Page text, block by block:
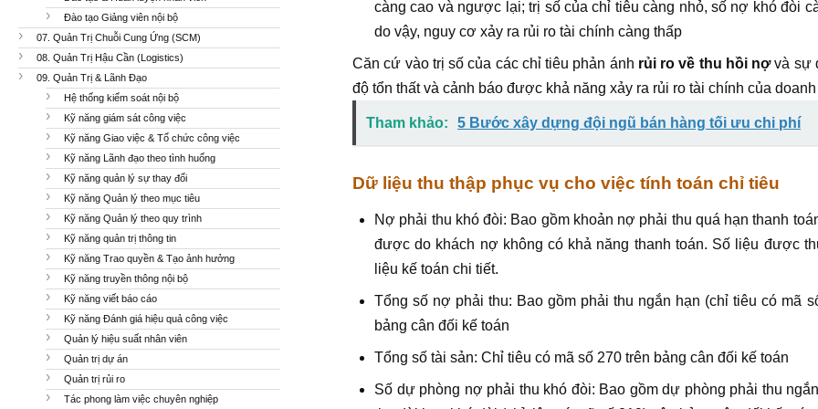
càng cao và ngược lại; trị số của chỉ tiêu càng nhỏ, số nợ khó đòi
do vậy, nguy cơ xảy ra rủi ro tài chính càng thấp
Căn cứ vào trị số của các chỉ tiêu phản ánh rủi ro về thu hồi nợvà sự
độ tổn thất và cảnh báo được khả năng xảy ra rủi ro tài chính của
Tham khảo: 5 Bước xây dựng đội ngũ bán hàng tối ưu chi phí
Dữ liệu thu thập phục vụ cho việc tính toán chỉ tiêu
Nợ phải thu khó đòi: Bao gồm khoản nợ phải thu quá hạn thanh
được do khách nợ không có khả năng thanh toán. Số liệu được
liệu kế toán chi tiết.
Tổng số nợ phải thu: Bao gồm phải thu ngắn hạn (chỉ tiêu có mã
bảng cân đối kế toán
Tổng số tài sản: Chỉ tiêu có mã số 270 trên bảng cân đối kế toán
Số dự phòng nợ phải thu khó đòi: Bao gồm dự phòng phải thu
Đào tạo Giảng viên nội bộ
07. Quản Trị Chuỗi Cung Ứng (SCM)
08. Quản Trị Hậu Cần (Logistics)
09. Quản Trị & Lãnh Đạo
Hệ thống kiểm soát nội bộ
Kỹ năng giám sát công việc
Kỹ năng Giao việc & Tổ chức công việc
Kỹ năng Lãnh đạo theo tình huống
Kỹ năng quản lý sự thay đổi
Kỹ năng Quản lý theo mục tiêu
Kỹ năng Quản lý theo quy trình
Kỹ năng quản trị thông tin
Kỹ năng Trao quyền & Tạo ảnh hưởng
Kỹ năng truyền thông nội bộ
Kỹ năng viết báo cáo
Kỹ năng Đánh giá hiệu quả công việc
Quản lý hiệu suất nhân viên
Quản trị dự án
Quản trị rủi ro
Tác phong làm việc chuyên nghiệp